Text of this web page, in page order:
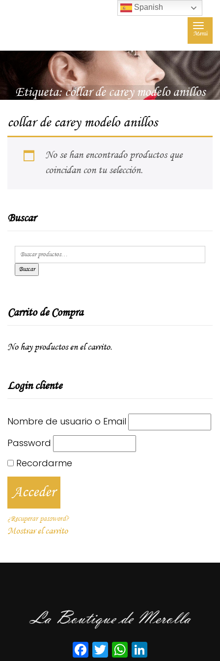
Toggle
Menú
Etiqueta:collar de carey modelo anillos
collar de carey modelo anillos
No se han encontrado productos que
coincidan con tu selección.
Buscar
Buscar
Carrito de Compra
No hay productos en el carrito.
Login cliente
Nombre de usuario o Email
Password
Recordarme
¿Recuperar password?
Mostrar el carrito
Facebook
TwitterWhatsApp
Spanish